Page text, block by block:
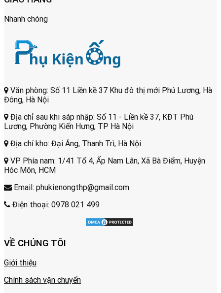
Nhanh chóng
Văn phòng: Số 11 Liền kề 37 Khu đô thị mới Phú Lương, Hà
Đông, Hà Nội
Địa chỉ sau khi sáp nhập: Số 11 - Liền kề 37, KĐT Phú
Lương, Phường Kiến Hưng, TP Hà Nội
Địa chỉ kho: Đại Áng, Thanh Trì, Hà Nội
VP Phía nam: 1/41 Tổ 4, Ấp Nam Lân, Xã Bà Điểm, Huyện
Hóc Môn, HCM
Email: phukienongthp@gmail.com
Điện thoại: 0978 021 499
VỀ CHÚNG TÔI
Giới thiệu
Chính sách vận chuyển